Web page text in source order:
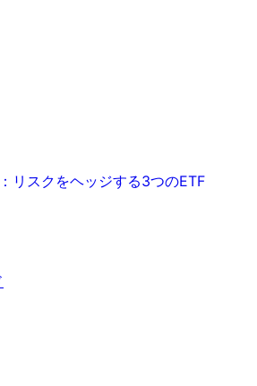
リスクをヘッジする3つのETF